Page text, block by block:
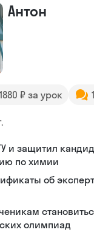
Антон
₽ за урок
и защитил
по химии
об
олимпиад